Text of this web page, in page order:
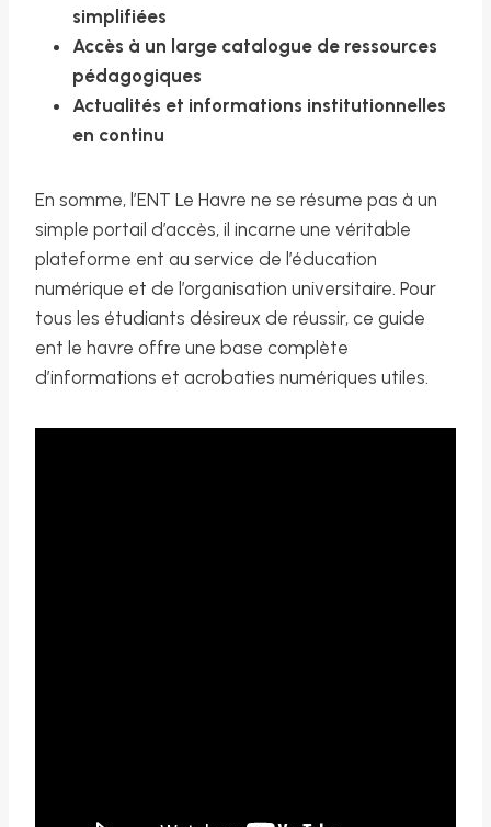
simplifiées
Accès à un large catalogue de ressources
pédagogiques
Actualités et informations institutionnelles
en continu
En somme, l’ENT Le Havre ne se résume pas à un
simple portail d’accès, il incarne une véritable
plateforme ent au service de l’éducation
numérique et de l’organisation universitaire. Pour
tous les étudiants désireux de réussir, ce guide
ent le havre offre une base complète
d’informations et acrobaties numériques utiles.